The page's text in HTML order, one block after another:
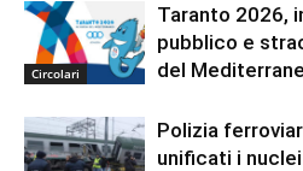
Circolari
Taranto 2026,
pubblico e
del
Polizia
unificati i